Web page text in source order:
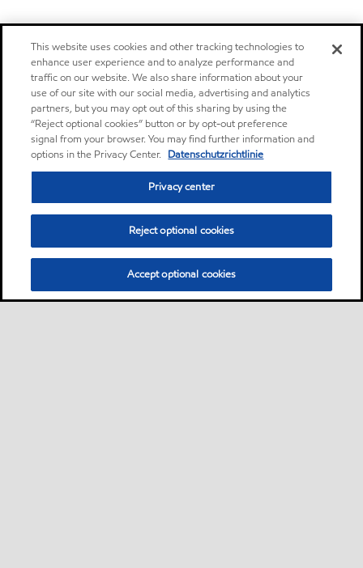
This website uses cookies and other tracking technologies to
enhance user experience and to analyze performance and
traffic on our website. We also share information about your
use of our site with our social media, advertising and analytics
partners, but you may opt out of this sharing by using the
“Reject optional cookies” button or by opt-out preference
signal from your browser. You may find further information and
options in the Privacy Center. Datenschutzrichtlinie
Privacy center
Reject optional cookies
Accept optional cookies